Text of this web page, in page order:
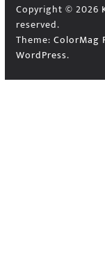
Copyright © 2026
reserved.
Theme: ColorMag
WordPress.